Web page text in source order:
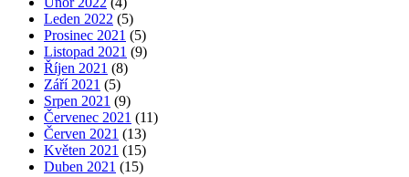
Leden 2022 (5)
Prosinec 2021 (5)
Listopad 2021 (9)
Říjen 2021 (8)
Září 2021 (5)
Srpen 2021 (9)
Červenec 2021 (11)
Červen 2021 (13)
Květen 2021 (15)
Duben 2021 (15)